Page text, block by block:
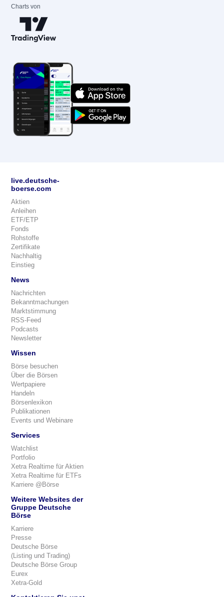
Charts von
live.deutsche-
boerse.com
Aktien
Anleihen
ETF/ETP
Fonds
Rohstoffe
Zertifikate
Nachhaltig
Einstieg
News
Nachrichten
Bekanntmachungen
Marktstimmung
RSS-Feed
Podcasts
Newsletter
Wissen
Börse besuchen
Über die Börsen
Wertpapiere
Handeln
Börsenlexikon
Publikationen
Events und Webinare
Services
Watchlist
Portfolio
Xetra Realtime für Aktien
Xetra Realtime für ETFs
Karriere @Börse
Weitere Websites der
Gruppe Deutsche
Börse
Karriere
Presse
Deutsche Börse
(Listing und Trading)
Deutsche Börse Group
Eurex
Xetra-Gold